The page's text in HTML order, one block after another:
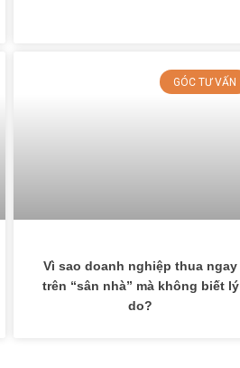
GÓC TƯ VẤN
Vì sao doanh nghiệp thua ngay
trên “sân nhà” mà không biết lý
do?